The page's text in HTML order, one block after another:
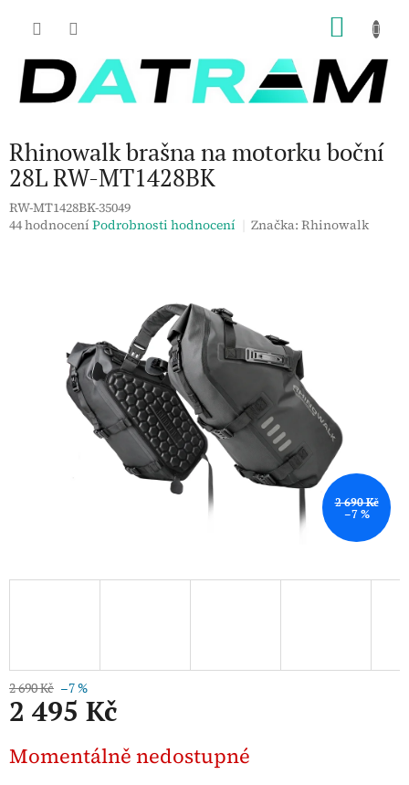
Rhinowalk brašna na motorku boční
28L RW-MT1428BK
RW-MT1428BK-35049
Průměrné
hvězdiček.
44 hodnocení Podrobnosti hodnocení Značka:Rhinowalk
2 690 Kč
–7 %
2 690 Kč –7 %
2 495 Kč
cena:
Momentálně nedostupné